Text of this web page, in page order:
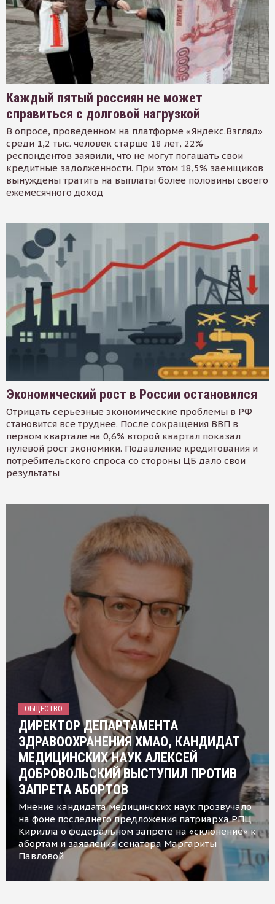
Каждый пятый россиян не может
справиться с долговой нагрузкой
В опросе, проведенном на платформе «Яндекс.Взгляд»
среди 1,2 тыс. человек старше 18 лет, 22%
респондентов заявили, что не могут погашать свои
кредитные задолженности. При этом 18,5% заемщиков
вынуждены тратить на выплаты более половины своего
ежемесячного доход
Экономический рост в России остановился
Отрицать серьезные экономические проблемы в РФ
становится все труднее. После сокращения ВВП в
первом квартале на 0,6% второй квартал показал
нулевой рост экономики. Подавление кредитования и
потребительского спроса со стороны ЦБ дало свои
результаты
ОБЩЕСТВО
ДИРЕКТОР ДЕПАРТАМЕНТА
ЗДРАВООХРАНЕНИЯ ХМАО, КАНДИДАТ
МЕДИЦИНСКИХ НАУК АЛЕКСЕЙ
ДОБРОВОЛЬСКИЙ ВЫСТУПИЛ ПРОТИВ
ЗАПРЕТА АБОРТОВ
Мнение кандидата медицинских наук прозвучало
на фоне последнего предложения патриарха РПЦ
Кирилла о федеральном запрете на «склонение» к
абортам и заявления сенатора Маргариты
Павловой